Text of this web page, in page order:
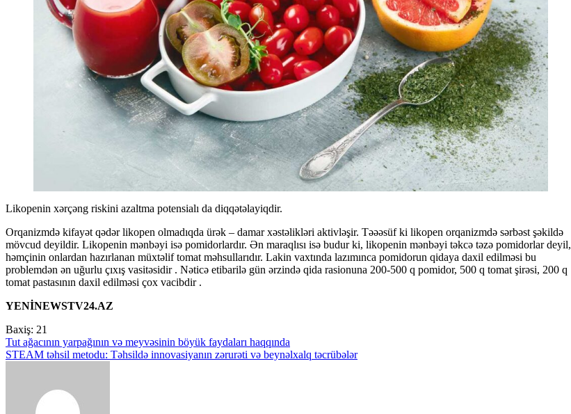
Likopenin xərçəng riskini azaltma potensialı da diqqətəlayiqdir.
Orqanizmdə kifayət qədər likopen olmadıqda ürək – damar xəstəlikləri aktivləşir. Təəəsüf ki likopen orqanizmdə sərbəst şəkildə
mövcud deyildir. Likopenin mənbəyi isə pomidorlardır. Ən maraqlısı isə budur ki, likopenin mənbəyi təkcə təzə pomidorlar deyil,
həmçinin onlardan hazırlanan müxtəlif tomat məhsullarıdır. Lakin vaxtında lazımınca pomidorun qidaya daxil edilməsi bu
problemdən ən uğurlu çıxış vasitəsidir . Nəticə etibarilə gün ərzində qida rasionuna 200-500 q pomidor, 500 q tomat şirəsi, 200 q
tomat pastasının daxil edilməsi çox vacibdir .
YENİNEWSTV24.AZ
Baxiş: 21
Yazı
naviqasiyası
Tut ağacının yarpağının və meyvəsinin böyük faydaları haqqında
STEAM təhsil metodu: Təhsildə innovasiyanın zərurəti və beynəlxalq təcrübələr